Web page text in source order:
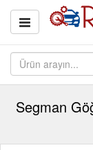
Segman